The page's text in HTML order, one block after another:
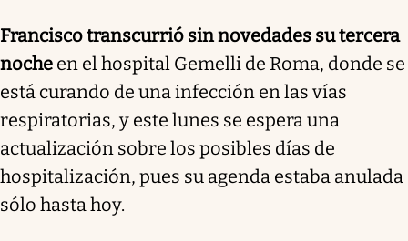
Francisco transcurrió sin novedades su tercera
noche en el hospital Gemelli de Roma, donde se
está curando de una infección en las vías
respiratorias, y este lunes se espera una
actualización sobre los posibles días de
hospitalización, pues su agenda estaba anulada
sólo hasta hoy.